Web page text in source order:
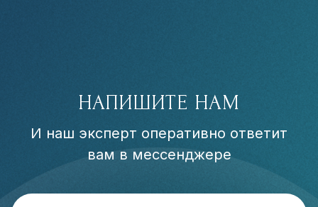
НАПИШИТЕ НАМ
И наш эксперт оперативно ответит
вам в мессенджере